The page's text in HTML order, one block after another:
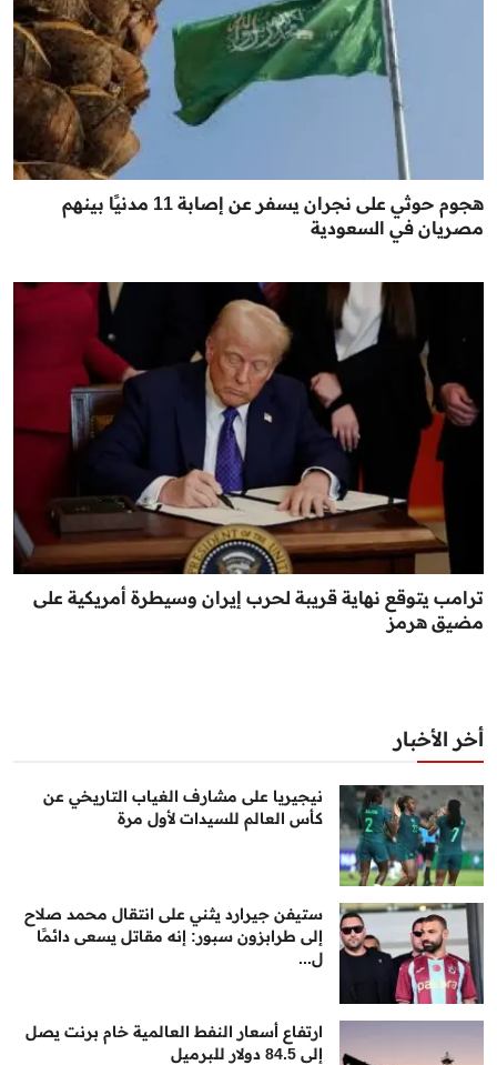
هجوم حوثي على نجران يسفر عن إصابة 11 مدنيًا بينهم
مصريان في السعودية
ترامب يتوقع نهاية قريبة لحرب إيران وسيطرة أمريكية على
مضيق هرمز
أخر الأخبار
نيجيريا على مشارف الغياب التاريخي عن
كأس العالم للسيدات لأول مرة
ستيفن جيرارد يثني على انتقال محمد صلاح
إلى طرابزون سبور: إنه مقاتل يسعى دائمًا
ل...
ارتفاع أسعار النفط العالمية خام برنت يصل
إلى 84.5 دولار للبرميل